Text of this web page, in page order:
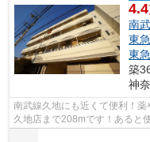
4.4
南
東
東
築
神
南武線久地にも近くて便利！
久地店まで208mです！あると